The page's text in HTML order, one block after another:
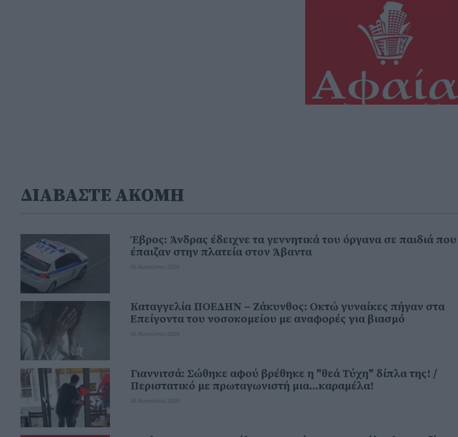
ΔΙΑΒΑΣΤΕ ΑΚΟΜΗ
Έβρος: Άνδρας έδειχνε τα γεννητικά του όργανα σε παιδιά που
έπαιζαν στην πλατεία στον Άβαντα
06 Αυγούστου 2026
Καταγγελία ΠΟΕΔΗΝ – Ζάκυνθος: Οκτώ γυναίκες πήγαν στα
Επείγοντα του νοσοκομείου με αναφορές για βιασμό
06 Αυγούστου 2026
Γιαννιτσά: Σώθηκε αφού βρέθηκε η "θεά Τύχη" δίπλα της! /
Περιστατικό με πρωταγωνιστή μια...καραμέλα!
06 Αυγούστου 2026